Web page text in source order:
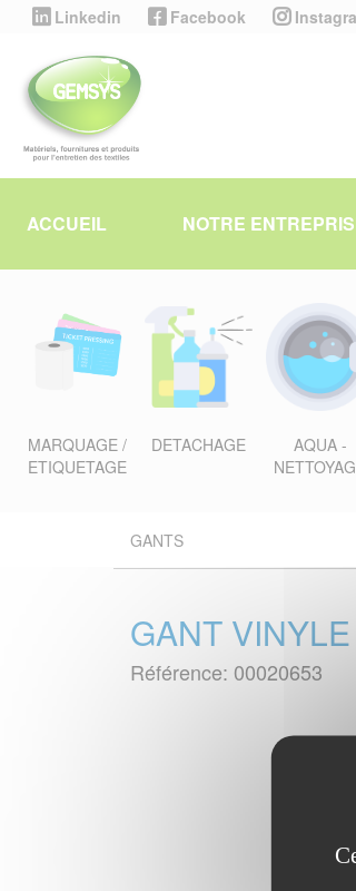
Linkedin Facebook
ACCUEIL NOTRE
MARQUAGE /
ETIQUETAGE
DETACHAGE
AQUA -
GANTS
GANT
Référence: 00020653
Panneau de gestion des cookies